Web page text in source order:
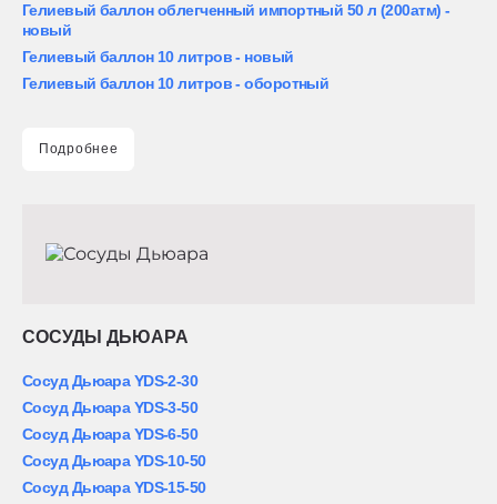
Гелиевый баллон облегченный импортный 50 л (200атм) -
новый
Гелиевый баллон 10 литров - новый
Гелиевый баллон 10 литров - оборотный
Подробнее
СОСУДЫ ДЬЮАРА
Сосуд Дьюара YDS-2-30
Сосуд Дьюара YDS-3-50
Сосуд Дьюара YDS-6-50
Сосуд Дьюара YDS-10-50
Сосуд Дьюара YDS-15-50